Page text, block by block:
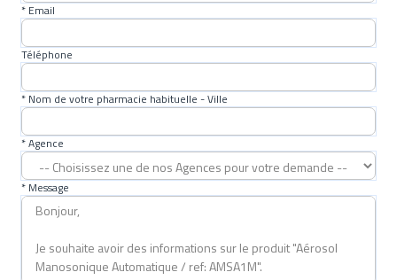
* Email
Téléphone
* Nom de votre pharmacie habituelle - Ville
* Agence
* Message